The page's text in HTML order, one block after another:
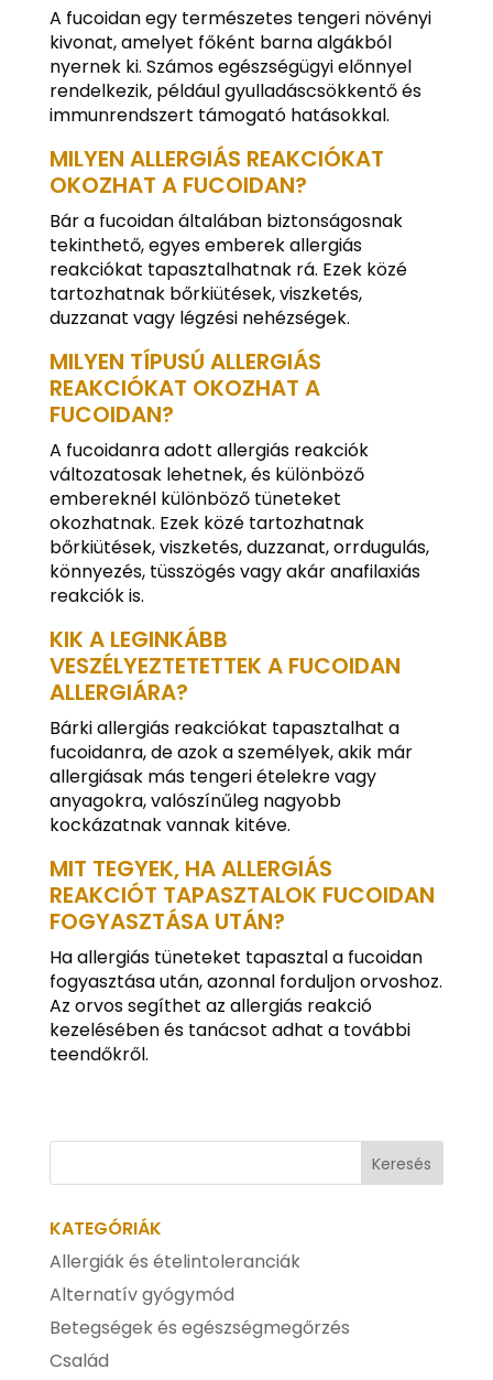
A fucoidan egy természetes tengeri növényi
kivonat, amelyet főként barna algákból
nyernek ki. Számos egészségügyi előnnyel
rendelkezik, például gyulladáscsökkentő és
immunrendszert támogató hatásokkal.
MILYEN ALLERGIÁS REAKCIÓKAT
OKOZHAT A FUCOIDAN?
Bár a fucoidan általában biztonságosnak
tekinthető, egyes emberek allergiás
reakciókat tapasztalhatnak rá. Ezek közé
tartozhatnak bőrkiütések, viszketés,
duzzanat vagy légzési nehézségek.
MILYEN TÍPUSÚ ALLERGIÁS
REAKCIÓKAT OKOZHAT A
FUCOIDAN?
A fucoidanra adott allergiás reakciók
változatosak lehetnek, és különböző
embereknél különböző tüneteket
okozhatnak. Ezek közé tartozhatnak
bőrkiütések, viszketés, duzzanat, orrdugulás,
könnyezés, tüsszögés vagy akár anafilaxiás
reakciók is.
KIK A LEGINKÁBB
VESZÉLYEZTETETTEK A FUCOIDAN
ALLERGIÁRA?
Bárki allergiás reakciókat tapasztalhat a
fucoidanra, de azok a személyek, akik már
allergiásak más tengeri ételekre vagy
anyagokra, valószínűleg nagyobb
kockázatnak vannak kitéve.
MIT TEGYEK, HA ALLERGIÁS
REAKCIÓT TAPASZTALOK FUCOIDAN
FOGYASZTÁSA UTÁN?
Ha allergiás tüneteket tapasztal a fucoidan
fogyasztása után, azonnal forduljon orvoshoz.
Az orvos segíthet az allergiás reakció
kezelésében és tanácsot adhat a további
teendőkről.
KATEGÓRIÁK
Allergiák és ételintoleranciák
Alternatív gyógymód
Betegségek és egészségmegőrzés
Család